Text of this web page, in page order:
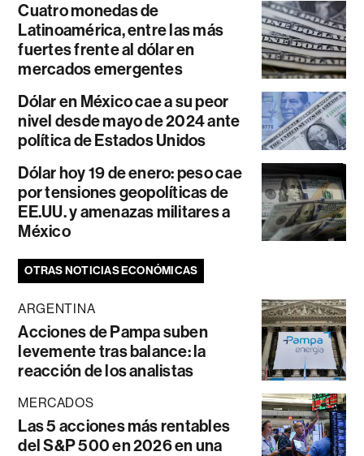
Cuatro monedas de
Latinoamérica, entre las más
fuertes frente al dólar en
mercados emergentes
Dólar en México cae a su peor
nivel desde mayo de 2024 ante
política de Estados Unidos
Dólar hoy 19 de enero: peso cae
por tensiones geopolíticas de
EE.UU. y amenazas militares a
México
OTRAS NOTICIAS ECONÓMICAS
ARGENTINA
Acciones de Pampa suben
levemente tras balance: la
reacción de los analistas
MERCADOS
Las 5 acciones más rentables
del S&P 500 en 2026 en una